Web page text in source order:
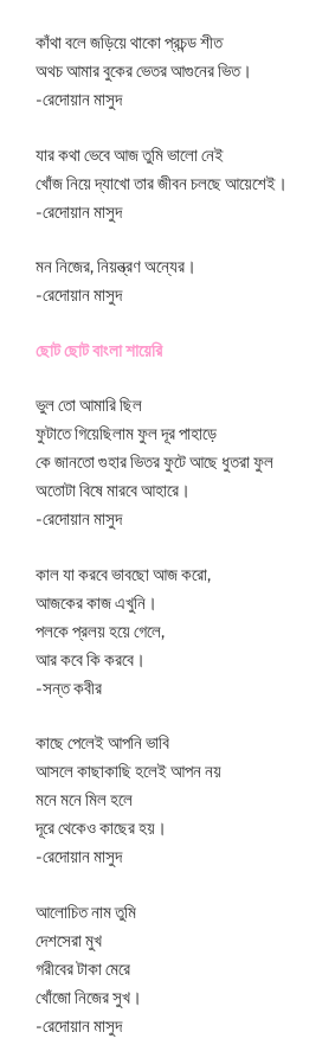
কাঁথা বলে জড়িয়ে থাকো প্রচন্ড শীত
অথচ আমার বুকের ভেতর আগুনের ভিত।
-রেদোয়ান মাসুদ
যার কথা ভেবে আজ তুমি ভালো নেই
খোঁজ নিয়ে দ্যাখো তার জীবন চলছে আয়েশেই।
-রেদোয়ান মাসুদ
মন নিজের, নিয়ন্ত্রণ অন্যের।
-রেদোয়ান মাসুদ
ছোট ছোট বাংলা শায়েরি
ভুল তো আমারি ছিল
ফুটাতে গিয়েছিলাম ফুল দূর পাহাড়ে
কে জানতো গুহার ভিতর ফুটে আছে ধুতরা ফুল
অতোটা বিষে মারবে আহারে।
-রেদোয়ান মাসুদ
কাল যা করবে ভাবছো আজ করো,
আজকের কাজ এখুনি।
পলকে প্রলয় হয়ে গেলে,
আর কবে কি করবে।
-সন্ত কবীর
কাছে পেলেই আপনি ভাবি
আসলে কাছাকাছি হলেই আপন নয়
মনে মনে মিল হলে
দূরে থেকেও কাছের হয়।
-রেদোয়ান মাসুদ
আলোচিত নাম তুমি
দেশসেরা মুখ
গরীবের টাকা মেরে
খোঁজো নিজের সুখ।
-রেদোয়ান মাসুদ